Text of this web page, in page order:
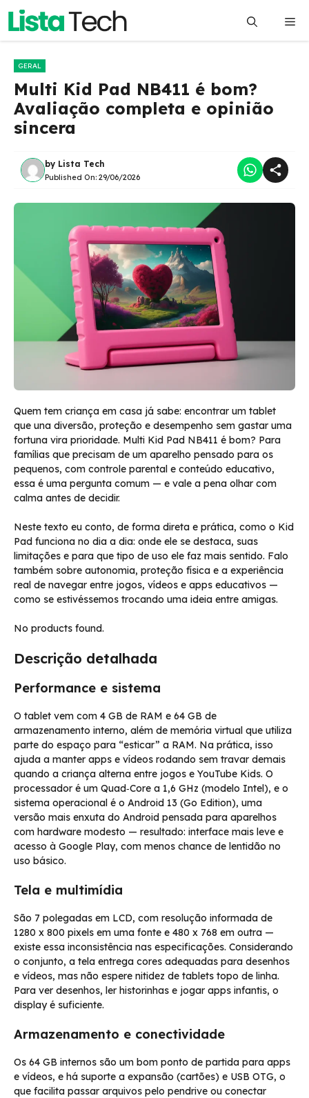
Pular
o
GERAL
Multi Kid Pad NB411 é bom?
Avaliação completa e opinião
sincera
by Lista Tech
Published On: 29/06/2026
Quem tem criança em casa já sabe: encontrar um tablet
que una diversão, proteção e desempenho sem gastar uma
fortuna vira prioridade. Multi Kid Pad NB411 é bom? Para
famílias que precisam de um aparelho pensado para os
pequenos, com controle parental e conteúdo educativo,
essa é uma pergunta comum — e vale a pena olhar com
calma antes de decidir.
Neste texto eu conto, de forma direta e prática, como o Kid
Pad funciona no dia a dia: onde ele se destaca, suas
limitações e para que tipo de uso ele faz mais sentido. Falo
também sobre autonomia, proteção física e a experiência
real de navegar entre jogos, vídeos e apps educativos —
como se estivéssemos trocando uma ideia entre amigas.
No products found.
Descrição detalhada
Performance e sistema
O tablet vem com 4 GB de RAM e 64 GB de
armazenamento interno, além de memória virtual que utiliza
parte do espaço para “esticar” a RAM. Na prática, isso
ajuda a manter apps e vídeos rodando sem travar demais
quando a criança alterna entre jogos e YouTube Kids. O
processador é um Quad‑Core a 1,6 GHz (modelo Intel), e o
sistema operacional é o Android 13 (Go Edition), uma
versão mais enxuta do Android pensada para aparelhos
com hardware modesto — resultado: interface mais leve e
acesso à Google Play, com menos chance de lentidão no
uso básico.
Tela e multimídia
São 7 polegadas em LCD, com resolução informada de
1280 x 800 pixels em uma fonte e 480 x 768 em outra —
existe essa inconsistência nas especificações. Considerando
o conjunto, a tela entrega cores adequadas para desenhos
e vídeos, mas não espere nitidez de tablets topo de linha.
Para ver desenhos, ler historinhas e jogar apps infantis, o
display é suficiente.
Armazenamento e conectividade
Os 64 GB internos são um bom ponto de partida para apps
e vídeos, e há suporte a expansão (cartões) e USB OTG, o
que facilita passar arquivos pelo pendrive ou conectar